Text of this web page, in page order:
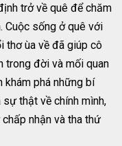
trở về quê để chăm
Cuộc sống ở quê với
thơ ùa về đã giúp cô
trong đời và mối quan
khám phá những bí
thật về chính mình,
nhận và tha thứ